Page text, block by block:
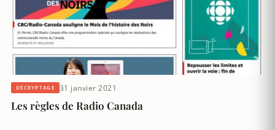
DÉCRYPTAGE 31 janvier 2021
Les règles de Radio Canada